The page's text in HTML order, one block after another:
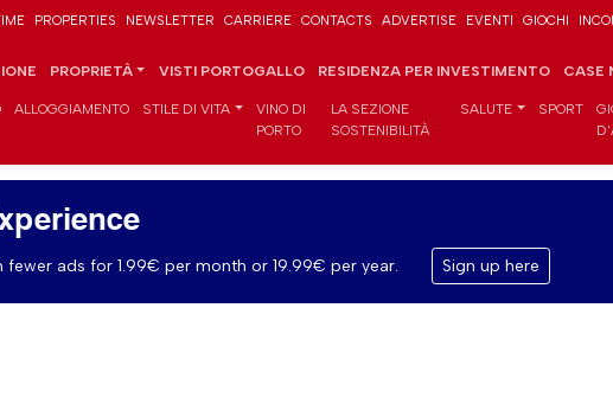
PROPERTIES NEWSLETTER CARRIERE CONTACTS ADVERTISE EVENTI GIOCHI
PROPRIETÀ VISTI PORTOGALLO RESIDENZA PER INVESTIMENTO CASE
ALLOGGIAMENTO STILE DI VITA
VINO DI
PORTO
LA SEZIONE
SOSTENIBILITÀ
SALUTE SPORT
fewer ads for 1.99€ per month or 19.99€ per year. Sign up here